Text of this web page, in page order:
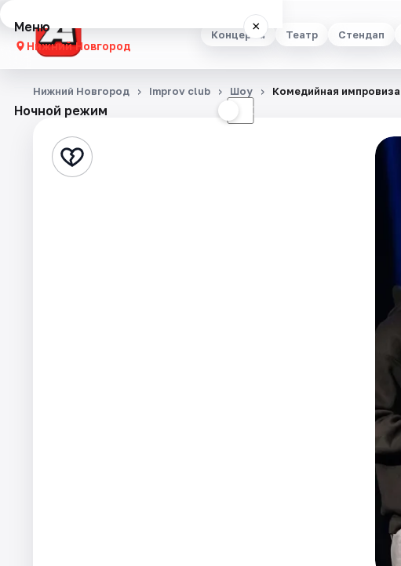
Концерты Театр Стендап
Меню ×
Нижний Новгород
Концерты
Стендап
Ночной режим ☾
Нижний Новгород Improv club Шоу Комедийная